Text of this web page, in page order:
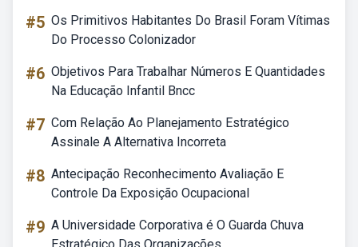
#5 Os Primitivos Habitantes Do Brasil Foram Vítimas
Do Processo Colonizador
#6 Objetivos Para Trabalhar Números E Quantidades
Na Educação Infantil Bncc
#7 Com Relação Ao Planejamento Estratégico
Assinale A Alternativa Incorreta
#8 Antecipação Reconhecimento Avaliação E
Controle Da Exposição Ocupacional
#9 A Universidade Corporativa é O Guarda Chuva